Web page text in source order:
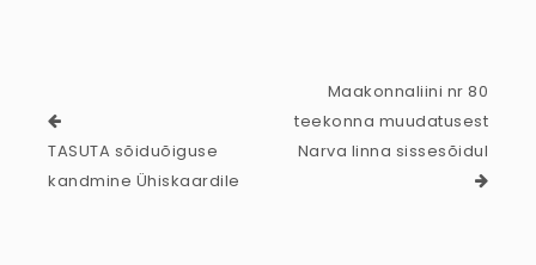
TASUTA sõiduõiguse
kandmine Ühiskaardile
Maakonnaliini nr 80
teekonna muudatusest
Narva linna sissesõidul